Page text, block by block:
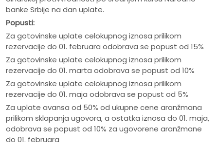
banke Srbije na dan uplate.
Popusti:
Za gotovinske uplate celokupnog iznosa prilikom
rezervacije do 01. februara odobrava se popust od 15%
Za gotovinske uplate celokupnog iznosa prilikom
rezervacije do 01. marta odobrava se popust od 10%
Za gotovinske uplate celokupnog iznosa prilikom
rezervacije do 01. maja odobrava se popust od 5%
Za uplate avansa od 50% od ukupne cene aranžmana
prilikom sklapanja ugovora, a ostatka iznosa do 01. maja,
odobrava se popust od 10% za ugovorene aranžmane
do 01. februara